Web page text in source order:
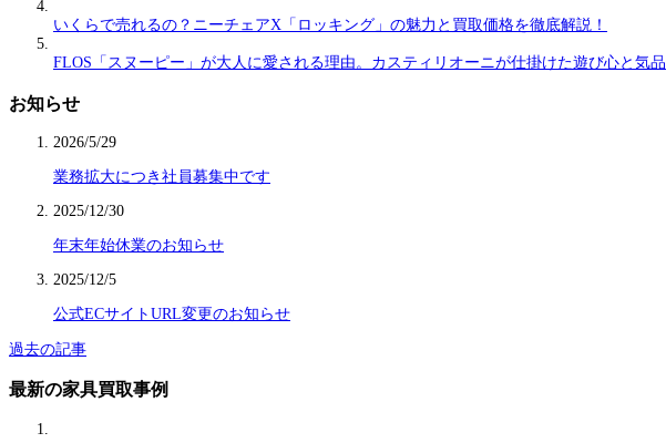
いくらで売れるの？ニーチェアX「ロッキング」の魅力と買取価格を徹底解説！
FLOS「スヌーピー」が大人に愛される理由。カスティリオーニが仕掛けた遊び心と気品
お知らせ
2026/5/29
業務拡大につき社員募集中です
2025/12/30
年末年始休業のお知らせ
2025/12/5
公式ECサイトURL変更のお知らせ
過去の記事
最新の家具買取事例